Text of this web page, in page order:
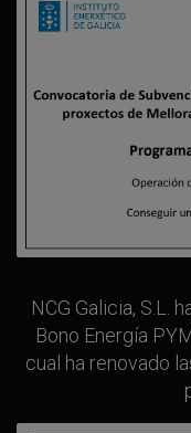
NCG Galicia, S.L.
Bono Energía
cual ha renovado